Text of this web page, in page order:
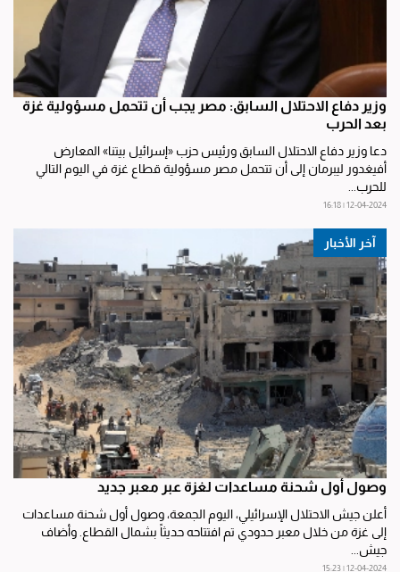
وزير دفاع الاحتلال السابق: مصر يجب أن تتحمل مسؤولية غزة
بعد الحرب
دعا وزير دفاع الاحتلال السابق ورئيس حزب «إسرائيل بيتنا» المعارض
أفيغدور ليبرمان إلى أن تتحمل مصر مسؤولية قطاع غزة في اليوم التالي
للحرب...
12-04-2024 | 16:18
آخر الأخبار
وصول أول شحنة مساعدات لغزة عبر معبر جديد
أعلن جيش الاحتلال الإسرائيلي، اليوم الجمعة، وصول أول شحنة مساعدات
إلى غزة من خلال معبر حدودي تم افتتاحه حديثاً بشمال القطاع. وأضاف
جيش...
12-04-2024 | 15:23